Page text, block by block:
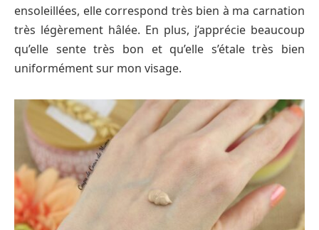
ensoleillées, elle correspond très bien à ma carnation
très légèrement hâlée. En plus, j’apprécie beaucoup
qu’elle sente très bon et qu’elle s’étale très bien
uniformément sur mon visage.